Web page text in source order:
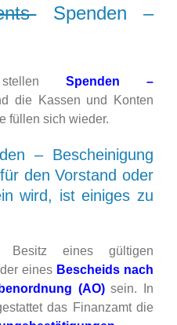
Spenden –
stellen Spenden –
die Kassen und Konten
füllen sich wieder.
– Bescheinigung
den Vorstand oder
wird, ist einiges zu
eines gültigen
eines Bescheids nach
(AO)sein. In
das Finanzamt die